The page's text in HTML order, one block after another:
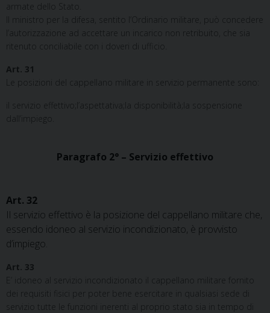
armate dello Stato.
Il ministro per la difesa, sentito l’Ordinario militare, può concedere
l’autorizzazione ad accettare un incarico non retribuito, che sia
ritenuto conciliabile con i doveri di ufficio.
Art. 31
Le posizioni del cappellano militare in servizio permanente sono:
il servizio effettivo;l’aspettativa;la disponibilità;la sospensione
dall’impiego.
Paragrafo 2° – Servizio effettivo
Art. 32
Il servizio effettivo è la posizione del cappellano militare che,
essendo idoneo al servizio incondizionato, è provvisto
d’impiego.
Art. 33
E’ idoneo al servizio incondizionato il cappellano militare fornito
dei requisiti fisici per poter bene esercitare in qualsiasi sede di
servizio tutte le funzioni inerenti al proprio stato sia in tempo di